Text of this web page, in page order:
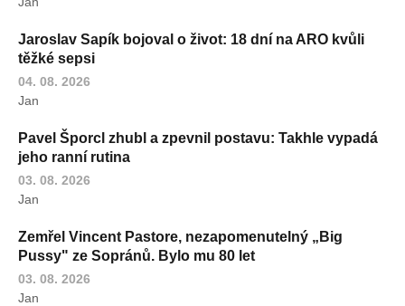
Jaroslav Sapík bojoval o život: 18 dní na ARO kvůli
těžké sepsi
04. 08. 2026
Jan
Pavel Šporcl zhubl a zpevnil postavu: Takhle vypadá
jeho ranní rutina
03. 08. 2026
Jan
Zemřel Vincent Pastore, nezapomenutelný „Big
Pussy" ze Sopránů. Bylo mu 80 let
03. 08. 2026
Jan